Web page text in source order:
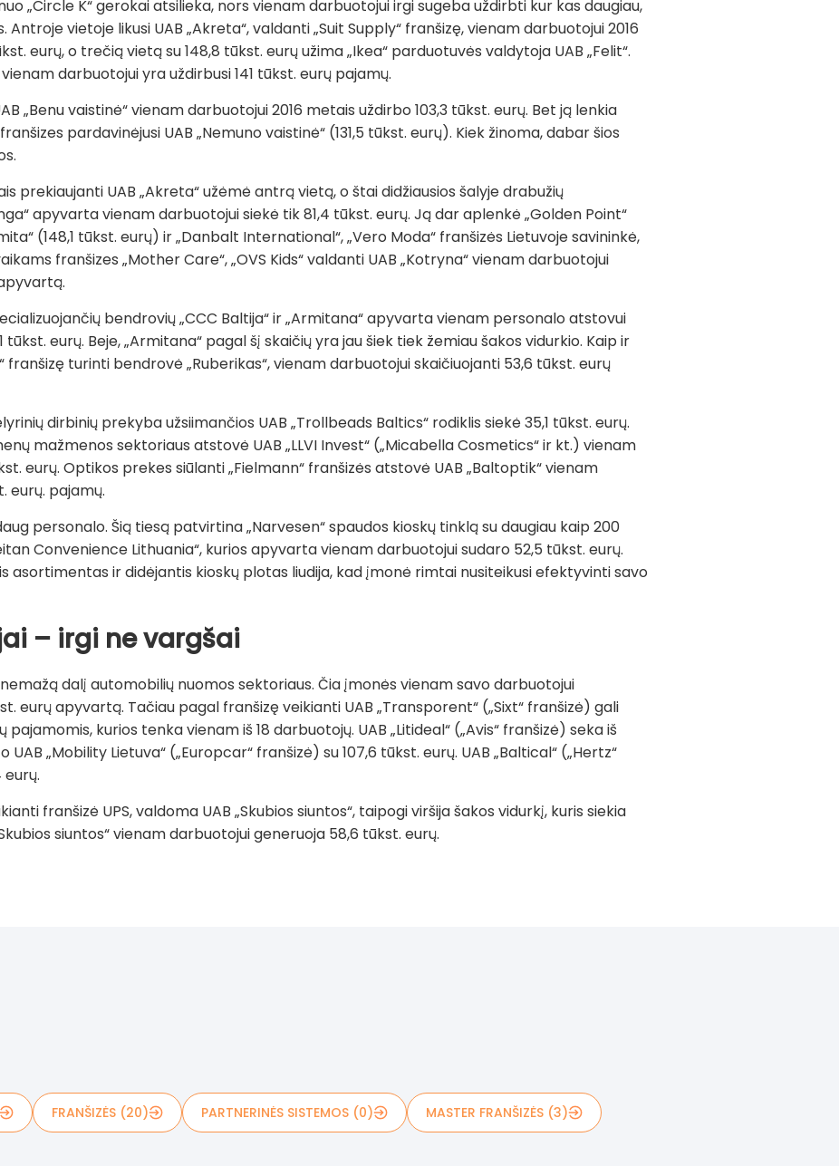
„Circle K“ gerokai atsilieka, nors vienam darbuotojui irgi sugeba uždirbti kur kas daugiau,
vietoje likusi UAB „Akreta“, valdanti „Suit Supply“ franšizę, vienam darbuotojui 2016
eurų, o trečią vietą su 148,8 tūkst. eurų užima „Ikea“ parduotuvės valdytoja UAB „Felit“.
darbuotojui yra uždirbusi 141 tūkst. eurų pajamų.
„Benu vaistinė“ vienam darbuotojui 2016 metais uždirbo 103,3 tūkst. eurų. Bet ją lenkia
pardavinėjusi UAB „Nemuno vaistinė“ (131,5 tūkst. eurų). Kiek žinoma, dabar šios
prekiaujanti UAB „Akreta“ užėmė antrą vietą, o štai didžiausios šalyje drabužių
apyvarta vienam darbuotojui siekė tik 81,4 tūkst. eurų. Ją dar aplenkė „Golden Point“
(148,1 tūkst. eurų) ir „Danbalt International“, „Vero Moda“ franšizės Lietuvoje savininkė,
franšizes „Mother Care“, „OVS Kids“ valdanti UAB „Kotryna“ vienam darbuotojui
bendrovių „CCC Baltija“ ir „Armitana“ apyvarta vienam personalo atstovui
eurų. Beje, „Armitana“ pagal šį skaičių yra jau šiek tiek žemiau šakos vidurkio. Kaip ir
franšizę turinti bendrovė „Ruberikas“, vienam darbuotojui skaičiuojanti 53,6 tūkst. eurų
dirbinių prekyba užsiimančios UAB „Trollbeads Baltics“ rodiklis siekė 35,1 tūkst. eurų.
mažmenos sektoriaus atstovė UAB „LLVI Invest“ („Micabella Cosmetics“ ir kt.) vienam
eurų. Optikos prekes siūlanti „Fielmann“ franšizės atstovė UAB „Baltoptik“ vienam
eurų. pajamų.
personalo. Šią tiesą patvirtina „Narvesen“ spaudos kioskų tinklą su daugiau kaip 200
Convenience Lithuania“, kurios apyvarta vienam darbuotojui sudaro 52,5 tūkst. eurų.
asortimentas ir didėjantis kioskų plotas liudija, kad įmonė rimtai nusiteikusi efektyvinti savo
– irgi ne vargšai
dalį automobilių nuomos sektoriaus. Čia įmonės vienam savo darbuotojui
eurų apyvartą. Tačiau pagal franšizę veikianti UAB „Transporent“ („Sixt“ franšizė) gali
pajamomis, kurios tenka vienam iš 18 darbuotojų. UAB „Litideal“ („Avis“ franšizė) seka iš
UAB „Mobility Lietuva“ („Europcar“ franšizė) su 107,6 tūkst. eurų. UAB „Baltical“ („Hertz“
franšizė UPS, valdoma UAB „Skubios siuntos“, taipogi viršija šakos vidurkį, kuris siekia
siuntos“ vienam darbuotojui generuoja 58,6 tūkst. eurų.
FRANŠIZĖS (20) PARTNERINĖS SISTEMOS (0) MASTER FRANŠIZĖS (3)